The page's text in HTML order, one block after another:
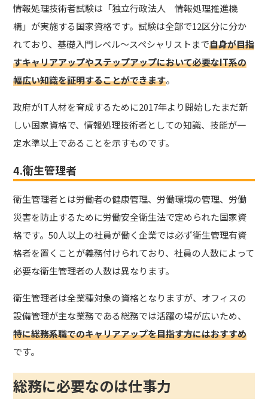
情報処理技術者試験は「独立行政法人 情報処理推進機
構」が実施する国家資格です。試験は全部で12区分に分か
れており、基礎入門レベル～スペシャリストまで自身が目指
すキャリアアップやステップアップにおいて必要なIT系の
幅広い知識を証明することができます。
政府がIT人材を育成するために2017年より開始したまだ新
しい国家資格で、情報処理技術者としての知識、技能が一
定水準以上であることを示すものです。
4.衛生管理者
衛生管理者とは労働者の健康管理、労働環境の管理、労働
災害を防止するために労働安全衛生法で定められた国家資
格です。50人以上の社員が働く企業では必ず衛生管理有資
格者を置くことが義務付けられており、社員の人数によって
必要な衛生管理者の人数は異なります。
衛生管理者は全業種対象の資格となりますが、オフィスの
設備管理が主な業務である総務では活躍の場が広いため、
特に総務系職でのキャリアアップを目指す方にはおすすめ
です。
総務に必要なのは仕事力